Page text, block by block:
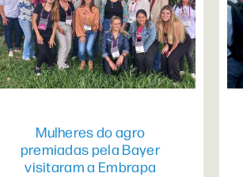
Mulheres do agro
premiadas pela Bayer
visitaram a Embrapa